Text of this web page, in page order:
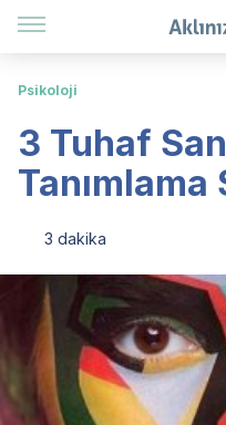
Psikoloji
3 Tuhaf
Tanımlama
3 dakika